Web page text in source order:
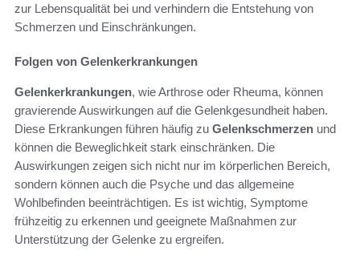
zur Lebensqualität bei und verhindern die Entstehung von
Schmerzen und Einschränkungen.
Folgen von Gelenkerkrankungen
Gelenkerkrankungen, wie Arthrose oder Rheuma, können
gravierende Auswirkungen auf die Gelenkgesundheit haben.
Diese Erkrankungen führen häufig zu Gelenkschmerzen und
können die Beweglichkeit stark einschränken. Die
Auswirkungen zeigen sich nicht nur im körperlichen Bereich,
sondern können auch die Psyche und das allgemeine
Wohlbefinden beeinträchtigen. Es ist wichtig, Symptome
frühzeitig zu erkennen und geeignete Maßnahmen zur
Unterstützung der Gelenke zu ergreifen.